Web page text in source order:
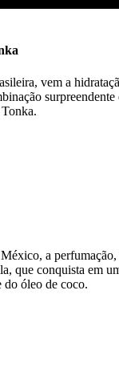
vem a
a
que conquista em
do óleo de coco.